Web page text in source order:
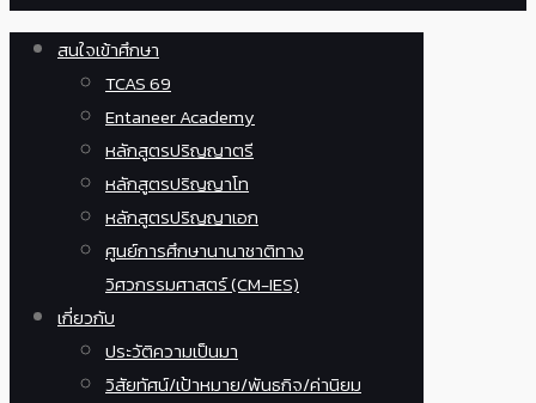
สนใจเข้าศึกษา
TCAS 69
Entaneer Academy
หลักสูตรปริญญาตรี
หลักสูตรปริญญาโท
หลักสูตรปริญญาเอก
ศูนย์การศึกษานานาชาติทาง
วิศวกรรมศาสตร์ (CM-IES)
เกี่ยวกับ
ประวัติความเป็นมา
วิสัยทัศน์/เป้าหมาย/พันธกิจ/ค่านิยม